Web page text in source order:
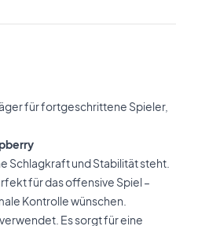
für fortgeschrittene Spieler,
Schlagkraft und Stabilität steht.
für das offensive Spiel –
Kontrolle wünschen.
Es sorgt für eine